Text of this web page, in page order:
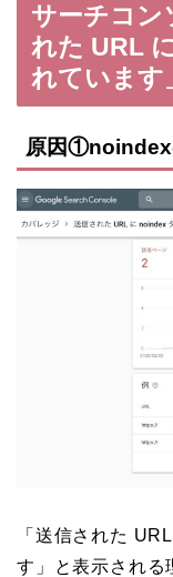
サーチコン
れた URL
れています
原因①noindex
「送信された
す」と表示される